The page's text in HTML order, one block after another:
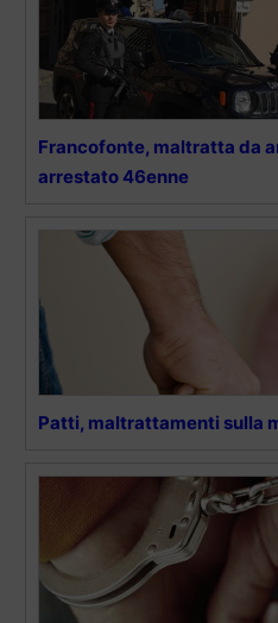
Francofonte, maltratta da
arrestato 46enne
Patti, maltrattamenti sulla